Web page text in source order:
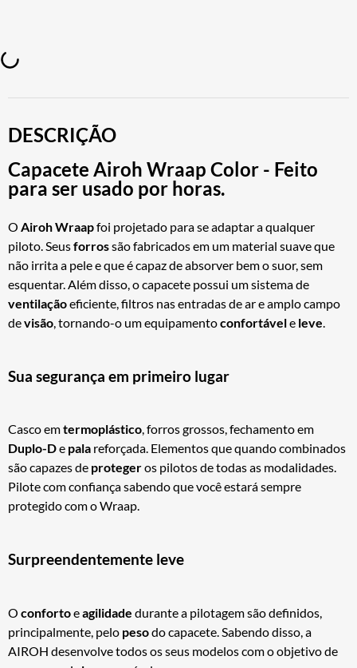
DESCRIÇÃO
Capacete Airoh Wraap Color - Feito
para ser usado por horas.
O AirohWraapfoi projetado para se adaptar a qualquer
piloto. Seusforrossão fabricados em um material suave que
não irrita a pele e que é capaz de absorver bem o suor, sem
esquentar. Além disso, o capacete possui um sistema de
ventilaçãoeficiente, filtros nas entradas de ar e amplo campo
devisão, tornando-o um equipamentoconfortávele leve.
Sua segurança em primeiro lugar
Casco emtermoplástico, forros grossos, fechamento em
Duplo-De pala reforçada. Elementos que quando combinados
são capazes de protegeros pilotos de todas as modalidades.
Pilote com confiança sabendo que você estará sempre
protegido com o Wraap.
Surpreendentemente leve
O confortoeagilidade durante a pilotagem são definidos,
principalmente, pelo pesodo capacete. Sabendo disso, a
AIROH desenvolve todos os seus modelos com o objetivo de